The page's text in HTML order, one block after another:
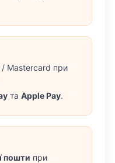
/ Mastercard при
та Apple Pay.
пошти при